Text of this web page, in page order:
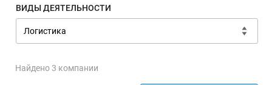
ВИДЫ ДЕЯТЕЛЬНОСТИ
Найдено 3 компании